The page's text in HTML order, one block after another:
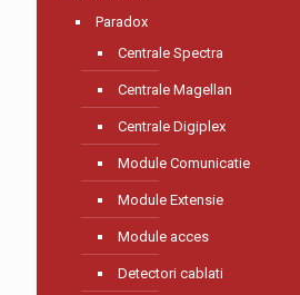
Paradox
Centrale Spectra
Centrale Magellan
Centrale Digiplex
Module Comunicatie
Module Extensie
Module acces
Detectori cablati